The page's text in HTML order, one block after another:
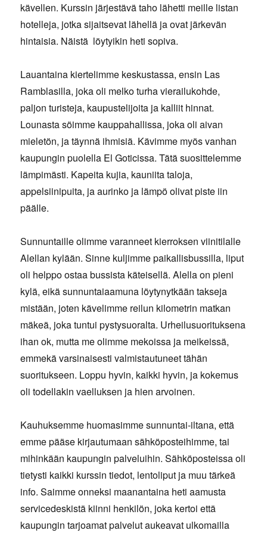
kävellen. Kurssin järjestävä taho lähetti meille listan
hotelleja, jotka sijaitsevat lähellä ja ovat järkevän
hintaisia. Näistä löytyikin heti sopiva.
Lauantaina kiertelimme keskustassa, ensin Las
Ramblasilla, joka oli melko turha vierailukohde,
paljon turisteja, kaupustelijoita ja kalliit hinnat.
Lounasta söimme kauppahallissa, joka oli aivan
mieletön, ja täynnä ihmisiä. Kävimme myös vanhan
kaupungin puolella El Goticissa. Tätä suosittelemme
lämpimästi. Kapeita kujia, kauniita taloja,
appelsiinipuita, ja aurinko ja lämpö olivat piste iin
päälle.
Sunnuntaille olimme varanneet kierroksen viinitilalle
Alellan kylään. Sinne kuljimme paikallisbussilla, liput
oli helppo ostaa bussista käteisellä. Alella on pieni
kylä, eikä sunnuntaiaamuna löytynytkään takseja
mistään, joten kävelimme reilun kilometrin matkan
mäkeä, joka tuntui pystysuoralta. Urheilusuorituksena
ihan ok, mutta me olimme mekoissa ja meikeissä,
emmekä varsinaisesti valmistautuneet tähän
suoritukseen. Loppu hyvin, kaikki hyvin, ja kokemus
oli todellakin vaelluksen ja hien arvoinen.
Kauhuksemme huomasimme sunnuntai-iltana, että
emme pääse kirjautumaan sähköposteihimme, tai
mihinkään kaupungin palveluihin. Sähköposteissa oli
tietysti kaikki kurssin tiedot, lentoliput ja muu tärkeä
info. Saimme onneksi maanantaina heti aamusta
servicedeskistä kiinni henkilön, joka kertoi että
kaupungin tarjoamat palvelut aukeavat ulkomailla